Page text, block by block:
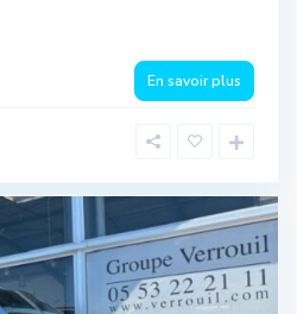
En savoir plus